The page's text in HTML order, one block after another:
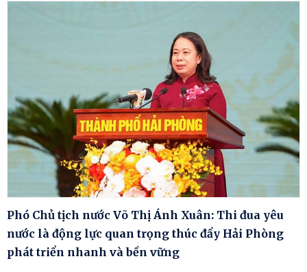
Phó Chủ tịch nước Võ Thị Ánh Xuân: Thi đua yêu
nước là động lực quan trọng thúc đẩy Hải Phòng
phát triển nhanh và bền vững